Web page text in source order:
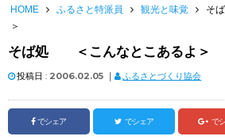
HOME ふるさと特派員 観光と味覚
そ
＞
そば処 ＜こんなとこあるよ＞
投稿日 : 2006.02.05 ｜ ふるさとづくり協会
でシェア でシェア で